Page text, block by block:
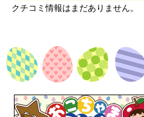
クチコミ情報はまだありません。